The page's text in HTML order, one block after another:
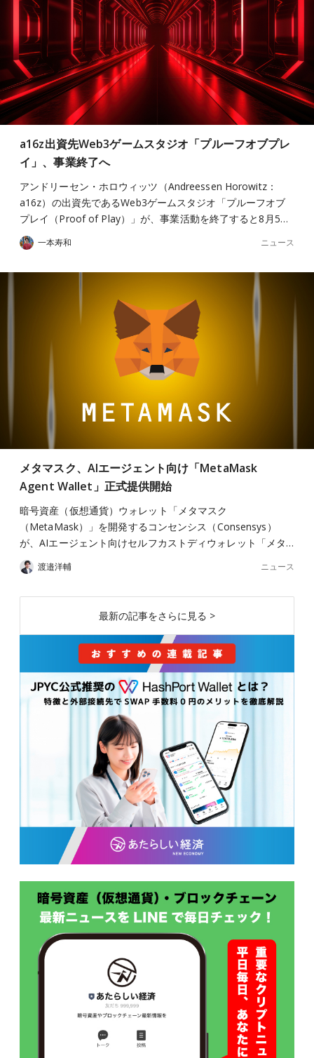
a16z出資先Web3ゲームスタジオ「プルーフオブプレ
イ」、事業終了へ
アンドリーセン・ホロウィッツ（Andreessen Horowitz：
a16z）の出資先であるWeb3ゲームスタジオ「プルーフオブ
プレイ（Proof of Play）」が、事業活動を終了すると8月5…
一本寿和 ニュース
メタマスク、AIエージェント向け「MetaMask
Agent Wallet」正式提供開始
暗号資産（仮想通貨）ウォレット「メタマスク
（MetaMask）」を開発するコンセンシス（Consensys）
が、AIエージェント向けセルフカストディウォレット「メタ…
渡邉洋輔 ニュース
最新の記事をさらに見る >